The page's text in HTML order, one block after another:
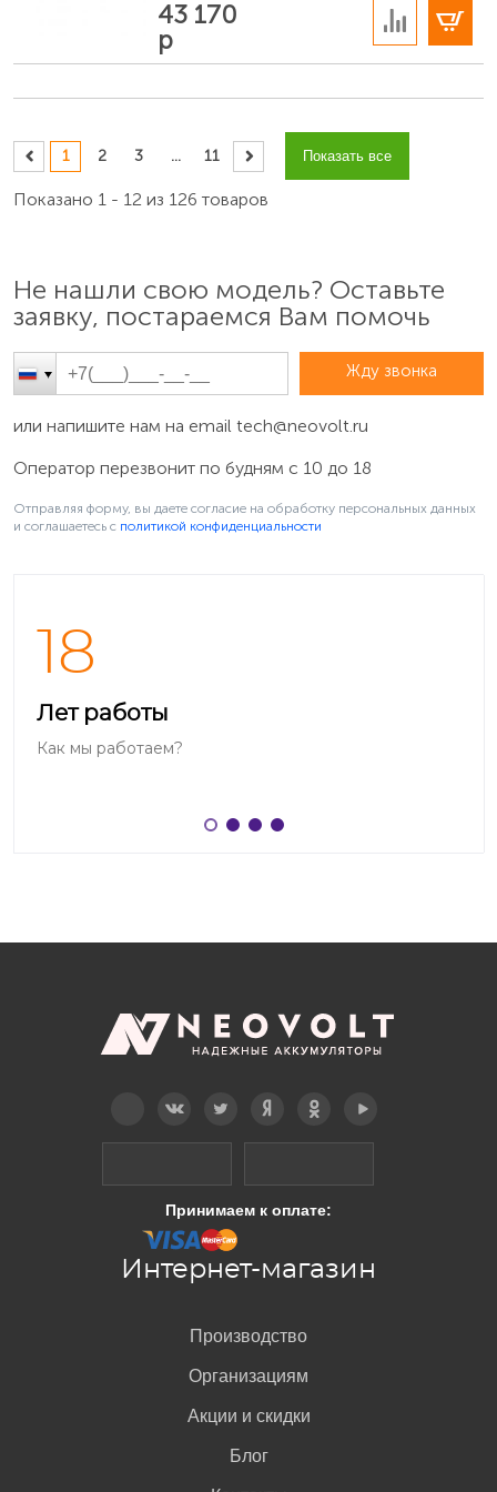
43 170
р
Показать все
1 2 3 ... 11
Показано 1 - 12 из 126 товаров
Не нашли свою модель? Оставьте
заявку, постараемся Вам помочь
Жду звонка
или напишите нам на email tech@neovolt.ru
Оператор перезвонит по будням с 10 до 18
Отправляя форму, вы даете согласие на обработку персональных данных
и соглашаетесь c политикой конфиденциальности
18
Лет работы
Как мы работаем?
Принимаем к оплате:
Интернет-магазин
Производство
Организациям
Акции и скидки
Блог